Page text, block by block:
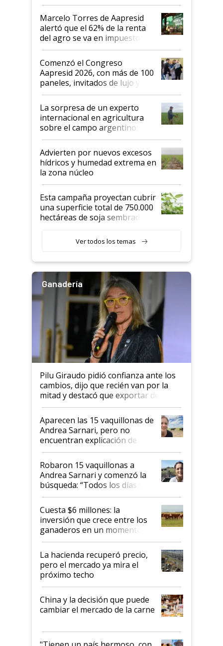
agro argentino para invertir:
"Los veo más motivados"
Marcelo Torres de Aapresid
alertó que el 62% de la renta
del agro se va en impuestos:
"No es bueno que en
Argentina se sigan discutiendo
las mismas cosas de hace 50
años"
Comenzó el Congreso
Aapresid 2026, con más de 100
paneles, invitados de lujo y
todas las tendencias
La sorpresa de un experto
internacional en agricultura
sobre el campo argentino:
"Estoy muy impresionado"
Advierten por nuevos excesos
hídricos y humedad extrema en
la zona núcleo
Esta campaña proyectan cubrir
una superficie total de 750.000
hectáreas de soja sembradas
variedades que marcan un
salto tecnológico en genética y
Ver todos los temas
Ganadería
Pilu Giraudo pidió confianza ante los
cambios, dijo que recién van por la
mitad y destacó que exportar dejó de
ser "para unos pocos": "Tenemos un
mandato muy claro del gobierno
nacional"
Aparecen las 15 vaquillonas de
Andrea Sarnari, pero no
encuentran explicación de
cómo llegaron allí
Robaron 15 vaquillonas a
Andrea Sarnari y comenzó la
búsqueda: “Todos los días le
toca a algún productor”
Cuesta $6 millones: la
inversión que crece entre los
ganaderos en un momento
histórico para la actividad
La hacienda recuperó precio,
pero el mercado ya mira el
próximo techo
China y la decisión que puede
cambiar el mercado de la carne